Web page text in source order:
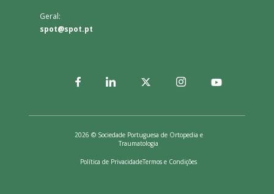
Geral:
spot@spot.pt
2026 © Sociedade Portuguesa de Ortopedia e
Traumatologia
Política de PrivacidadeTermos e Condições